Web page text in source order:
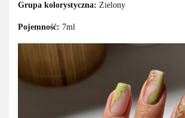
Grupa kolorystyczna: Zielony
Pojemność: 7ml